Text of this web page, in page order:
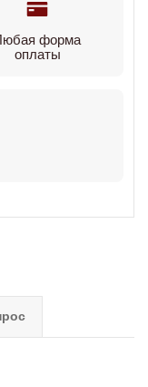
форма
оплаты